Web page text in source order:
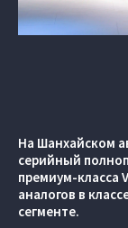
На Шанхайском
серийный
премиум-класса
аналогов в
сегменте.